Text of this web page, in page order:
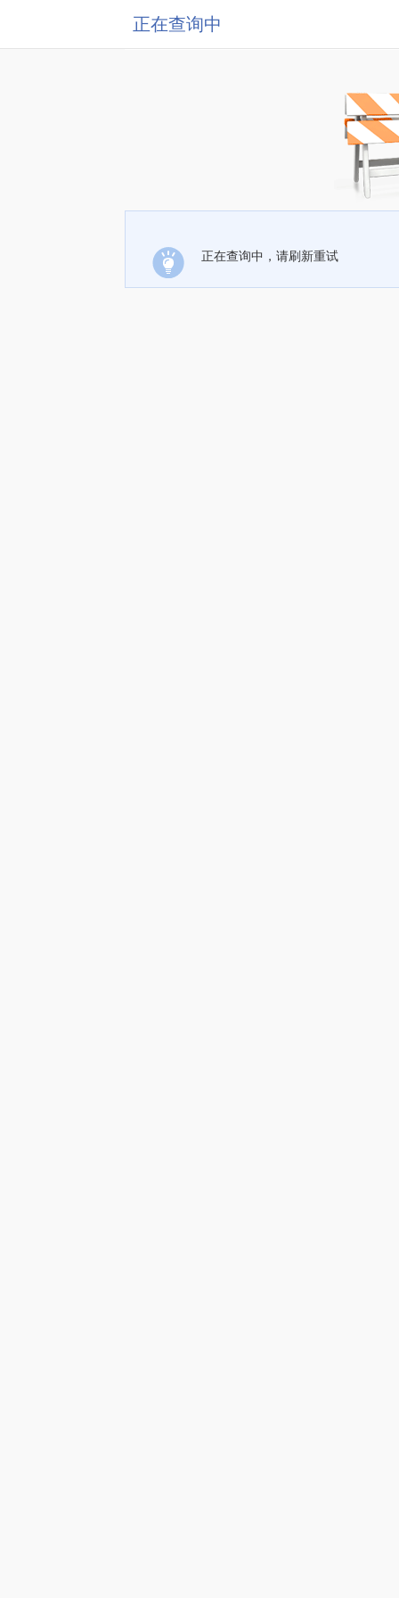
正在查询中
正在查询中，请刷新重试